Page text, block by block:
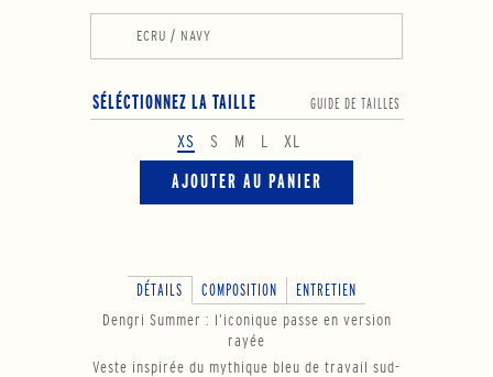
ECRU / NAVY
SÉLÉCTIONNEZ LA TAILLE GUIDE DE TAILLES
XS S M L XL
AJOUTER AU PANIER
DÉTAILS COMPOSITION
ENTRETIEN
Dengri Summer : l’iconique passe en version
rayée
Veste inspirée du mythique bleu de travail sud-